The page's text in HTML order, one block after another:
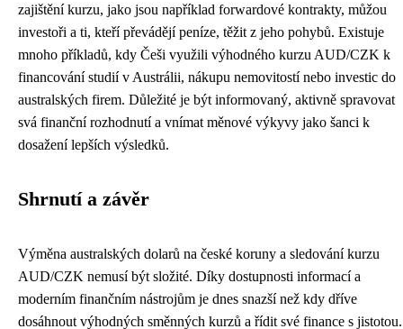
zajištění kurzu, jako jsou například forwardové kontrakty, můžou
investoři a ti, kteří převádějí peníze, těžit z jeho pohybů. Existuje
mnoho příkladů, kdy Češi využili výhodného kurzu AUD/CZK k
financování studií v Austrálii, nákupu nemovitostí nebo investic do
australských firem. Důležité je být informovaný, aktivně spravovat
svá finanční rozhodnutí a vnímat měnové výkyvy jako šanci k
dosažení lepších výsledků.
Shrnutí a závěr
Výměna australských dolarů na české koruny a sledování kurzu
AUD/CZK nemusí být složité. Díky dostupnosti informací a
moderním finančním nástrojům je dnes snazší než kdy dříve
dosáhnout výhodných směnných kurzů a řídit své finance s jistotou.